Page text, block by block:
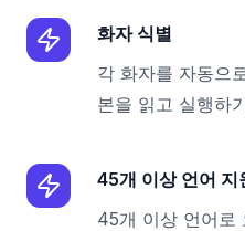
화자 식별
각 화자를 자동으
본을 읽고 실행하
45개 이상 언어 지
45개 이상 언어로